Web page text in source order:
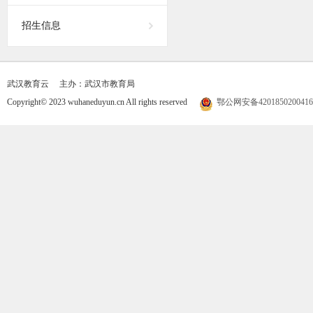
招生信息
武汉教育云 主办：武汉市教育局
Copyright© 2023 wuhaneduyun.cn All rights reserved
鄂公网安备